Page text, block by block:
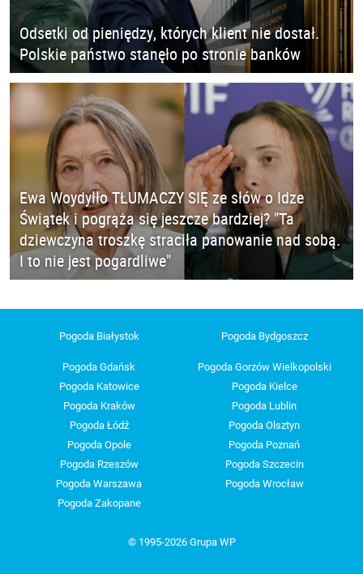
Odsetki od pieniędzy, których klient nie dostał.
Polskie państwo stanęło po stronie banków
Ewa Woydyłło TŁUMACZY SIĘ ze słów o Idze
Świątek i pogrąża się jeszcze bardziej? "Ta
dziewczyna troszkę straciła panowanie nad sobą.
I to nie jest pogardliwe"
Pogoda Białystok Pogoda Bydgoszcz
Pogoda Gdańsk
Pogoda Gorzów Wielkopolski
Pogoda Katowice
Pogoda Kielce
Pogoda Kraków
Pogoda Lublin
Pogoda Łódź
Pogoda Olsztyn
Pogoda Opole
Pogoda Poznań
Pogoda Rzeszów
Pogoda Szczecin
Pogoda Warszawa
Pogoda Wrocław
Pogoda Zakopane
© 1995-2026 Grupa WP